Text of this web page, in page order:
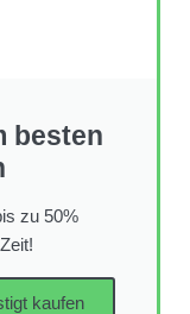
besten
zu 50%
kaufen